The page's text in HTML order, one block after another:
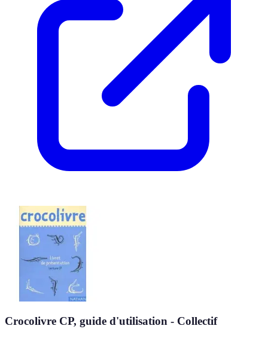
Crocolivre CP, guide d'utilisation - Collectif